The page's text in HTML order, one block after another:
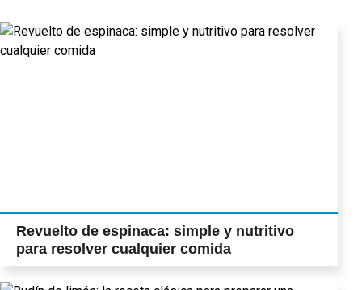
Revuelto de espinaca: simple y nutritivo
para resolver cualquier comida